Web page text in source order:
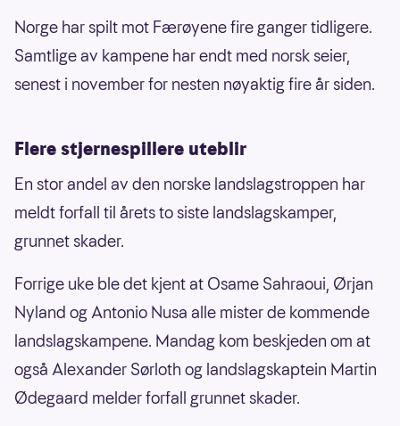
Norge har spilt mot Færøyene fire ganger tidligere.
Samtlige av kampene har endt med norsk seier,
senest i november for nesten nøyaktig fire år siden.
Flere stjernespillere uteblir
En stor andel av den norske landslagstroppen har
meldt forfall til årets to siste landslagskamper,
grunnet skader.
Forrige uke ble det kjent at Osame Sahraoui, Ørjan
Nyland og Antonio Nusa alle mister de kommende
landslagskampene. Mandag kom beskjeden om at
også Alexander Sørloth og landslagskaptein Martin
Ødegaard melder forfall grunnet skader.